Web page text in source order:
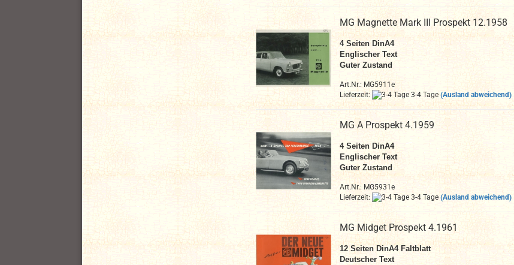
MG Magnette Mark III Prospekt 12.1958
4 Seiten DinA4
Englischer Text
Guter Zustand
Art.Nr.: MG5911e
Lieferzeit:
3-4 Tage (Ausland abweichend)
MG A Prospekt 4.1959
4 Seiten DinA4
Englischer Text
Guter Zustand
Art.Nr.: MG5931e
Lieferzeit:
3-4 Tage (Ausland abweichend)
MG Midget Prospekt 4.1961
12 Seiten DinA4 Faltblatt
Deutscher Text